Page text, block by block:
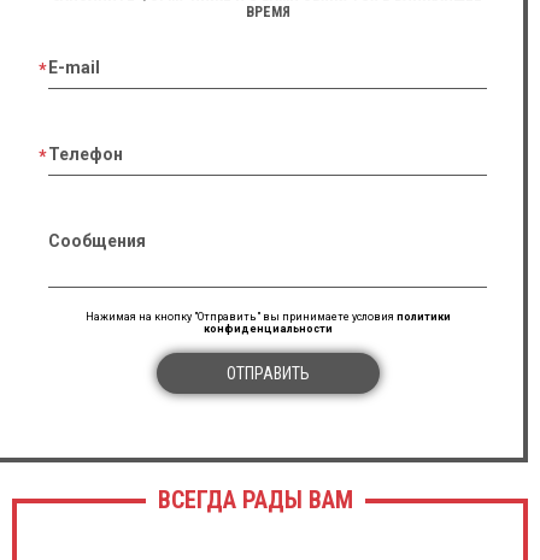
ВРЕМЯ
E-mail
Телефон
Сообщения
Нажимая на кнопку "Отправить" вы принимаете условия политики
конфиденциальности
ОТПРАВИТЬ
ВСЕГДА РАДЫ ВАМ